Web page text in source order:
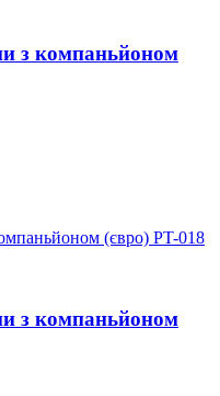
з компаньйоном
з компаньйоном